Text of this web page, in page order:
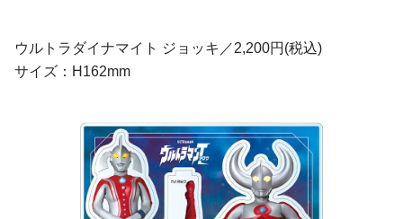
ウルトラダイナマイト ジョッキ／2,200円(税込)
サイズ：H162mm